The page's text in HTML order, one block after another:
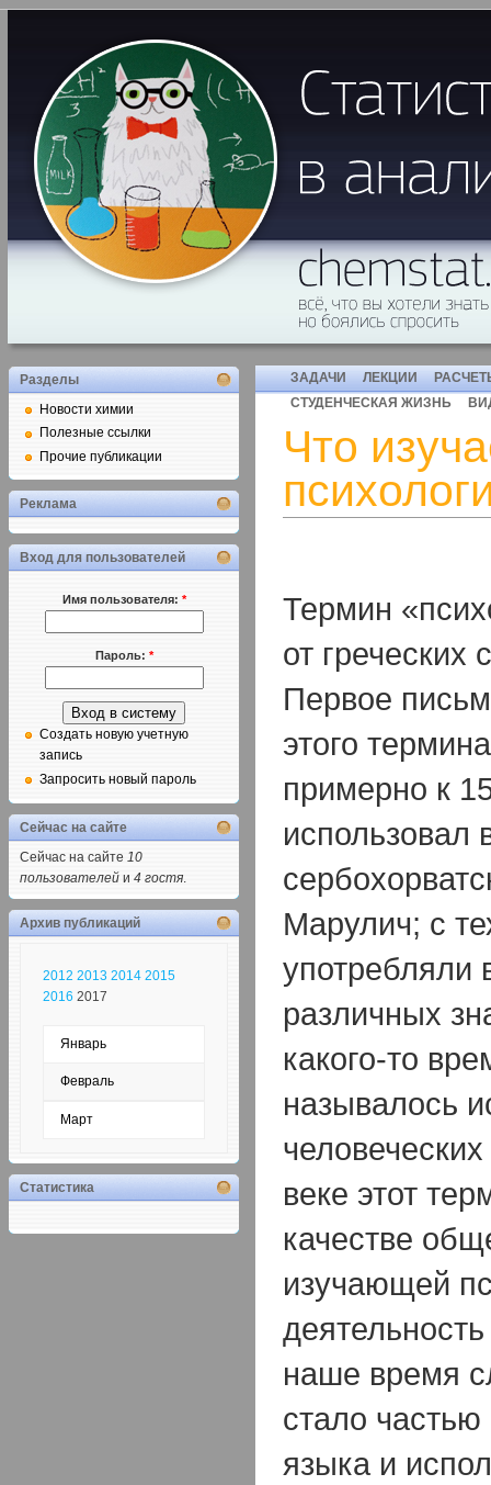
ЗАДАЧИ ЛЕКЦИИ
СТУДЕНЧЕСКАЯ ЖИЗНЬ
Что
Термин
от
Первое
этого
примерно к
использовал
Марулич; с
употребляли
различных
какого-то
называлось
веке этот
качестве
изучающей
наше время
стало частью
языка и
Разделы
Новости химии
Полезные ссылки
Прочие публикации
Реклама
Вход для пользователей
Имя пользователя: *
Пароль: *
Создать новую учетную
запись
Запросить новый пароль
Сейчас на сайте
Сейчас на сайте 10
пользователей и 4 гостя.
Архив публикаций
2012 2013 2014 2015
2016 2017
Январь
Февраль
Март
Статистика